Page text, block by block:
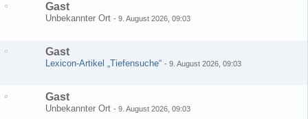
Gast
Unbekannter Ort - 9. August 2026, 09:03
Gast
Lexicon-Artikel „Tiefensuche“ - 9. August 2026, 09:03
Gast
Unbekannter Ort - 9. August 2026, 09:03